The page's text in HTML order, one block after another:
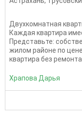
Двухкомнатная
Каждая квартира
Представьте:
жилом районе по
квартира без ремонта
Храпова Дарья